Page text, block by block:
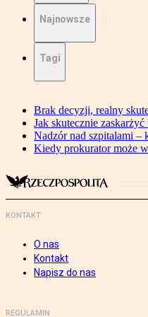
Najnowsze
Tagi
Brak decyzji, realny
Jak skutecznie zaskarżyć
Nadzór nad szpitalami –
Kiedy prokurator może
KONTAKT
O nas
Kontakt
Napisz do nas
REGULAMIN